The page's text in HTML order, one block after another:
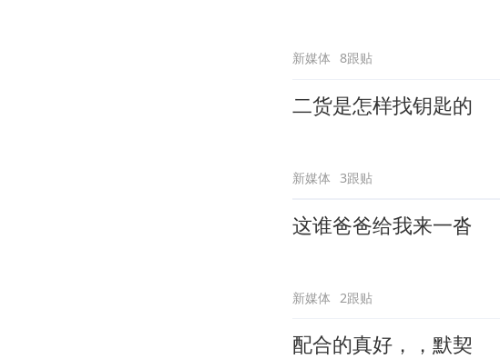
新媒体 8跟贴
二货是怎样找钥匙的
新媒体 3跟贴
这谁爸爸给我来一沓
新媒体 2跟贴
配合的真好，，默契